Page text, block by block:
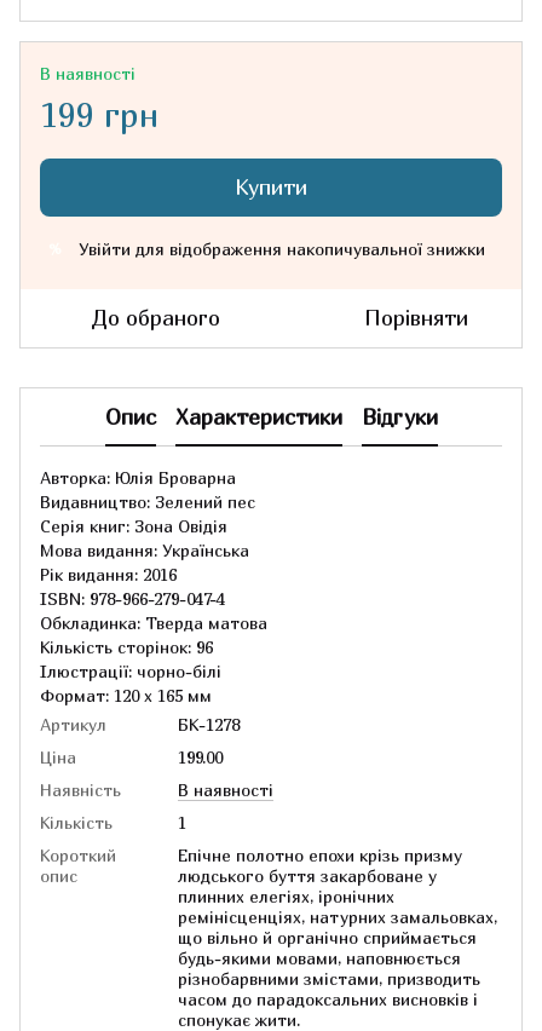
В наявності
199 грн
Купити
Увійти для відображення накопичувальної знижки
До обраного Порівняти
Опис Характеристики Відгуки
Авторка: Юлія Броварна
Видавництво: Зелений пес
Серія книг: Зона Овідія
Мова видання: Українська
Рік видання: 2016
ISBN: 978-966-279-047-4
Обкладинка: Тверда матова
Кількість сторінок: 96
Ілюстрації: чорно-білі
Формат: 120 x 165 мм
Артикул
БК-1278
Ціна
199.00
Наявність
В наявності
Кількість
1
Короткий
опис
Епічне полотно епохи крізь призму
людського буття закарбоване у
плинних елегіях, іронічних
ремінісценціях, натурних замальовках,
що вільно й органічно сприймається
будь-якими мовами, наповнюється
різнобарвними змістами, призводить
часом до парадоксальних висновків і
спонукає жити.